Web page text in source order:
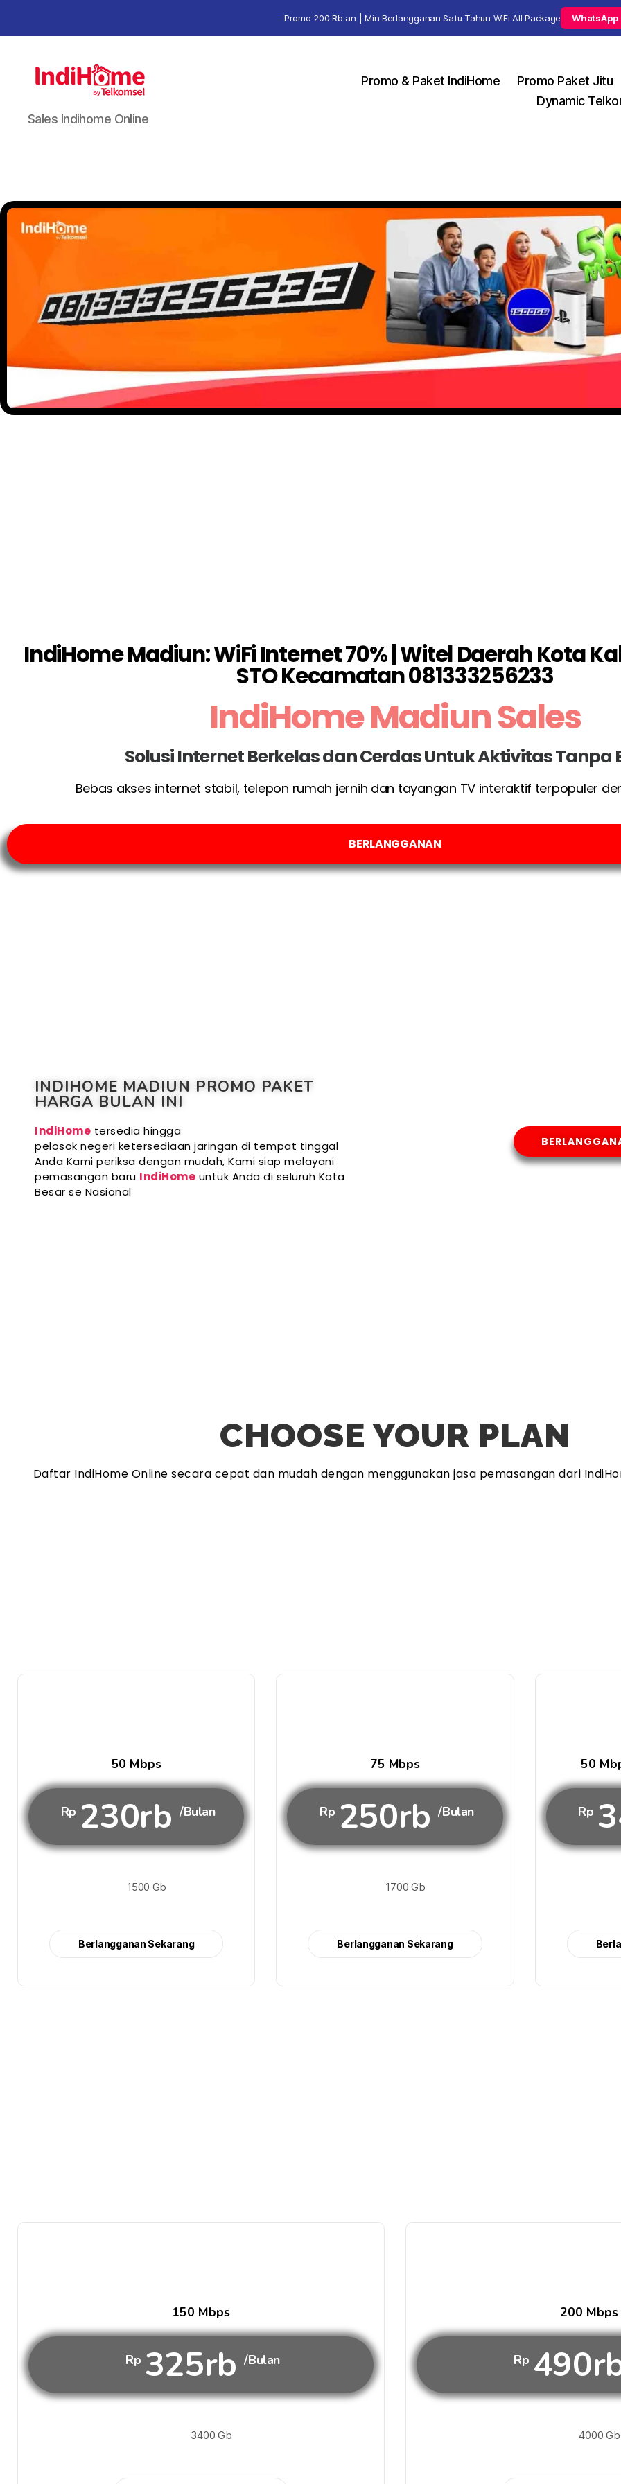
Sales Indihome Online
Promo & Paket IndiHome
Promo Paket Jitu
Dynamic
IndiHome Madiun: WiFi Internet 70% | Witel Daerah Kota
STO Kecamatan 081333256233
IndiHome Madiun Sales
Solusi Internet Berkelas dan Cerdas Untuk Aktivitas Tanpa
Bebas akses internet stabil, telepon rumah jernih dan tayangan TV interaktif terpopuler
BERLANGGANAN
INDIHOME MADIUN PROMO PAKET
HARGA BULAN INI
IndiHome tersedia hingga
pelosok negeri ketersediaan jaringan di tempat tinggal
Anda Kami periksa dengan mudah, Kami siap melayani
pemasangan baru IndiHome untuk Anda di seluruh Kota
Besar se Nasional
CHOOSE YOUR PLAN
Daftar IndiHome Online secara cepat dan mudah dengan menggunakan jasa pemasangan dari
50 Mbps
Rp 230rb /Bulan
1500 Gb
Berlangganan Sekarang
75 Mbps
Rp 250rb /Bulan
1700 Gb
Berlangganan Sekarang
50
Rp
150 Mbps
Rp 325rb /Bulan
3400 Gb
200 Mbps
Rp
4000 Gb
Promo 200 Rb an | Min Berlangganan Satu Tahun WiFi All Package WhatsApp